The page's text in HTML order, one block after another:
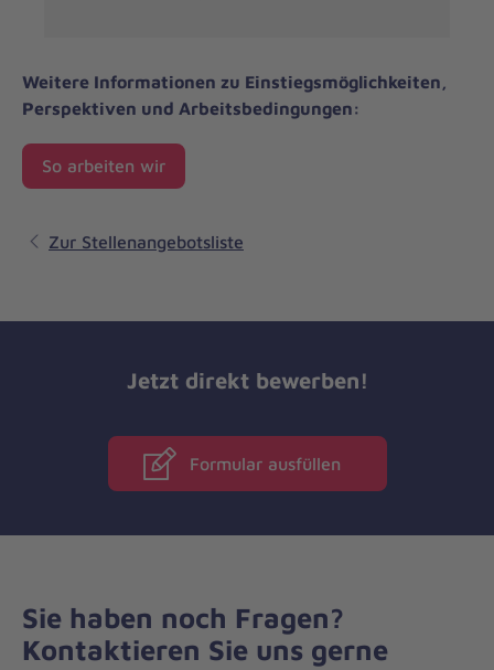
Weitere Informationen zu Einstiegsmöglichkeiten,
Perspektiven und Arbeitsbedingungen:
So arbeiten wir
Zur Stellenangebotsliste
Jetzt direkt bewerben!
Formular ausfüllen
Sie haben noch Fragen?
Kontaktieren Sie uns gerne